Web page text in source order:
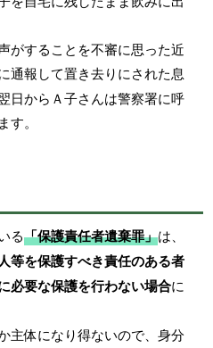
がすることを不審に思った近
通報して置き去りにされた息
日からＡ子さんは警察署に呼
。
る「保護責任者遺棄罪」は、
等を保護すべき責任のある者
必要な保護を行わない場合に
主体になり得ないので、身分